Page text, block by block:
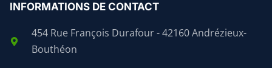
INFORMATIONS DE CONTACT
454 Rue François Durafour - 42160 Andrézieux-
Bouthéon